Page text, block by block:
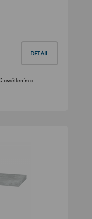
DETAIL
osvětlením a